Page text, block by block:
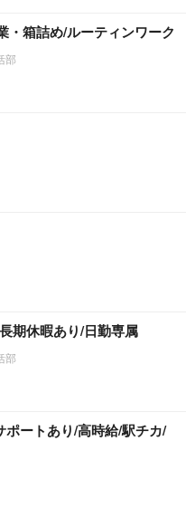
・箱詰め/ルーティンワーク
部
期休暇あり/日勤専属
部
ートあり/高時給/駅チカ/